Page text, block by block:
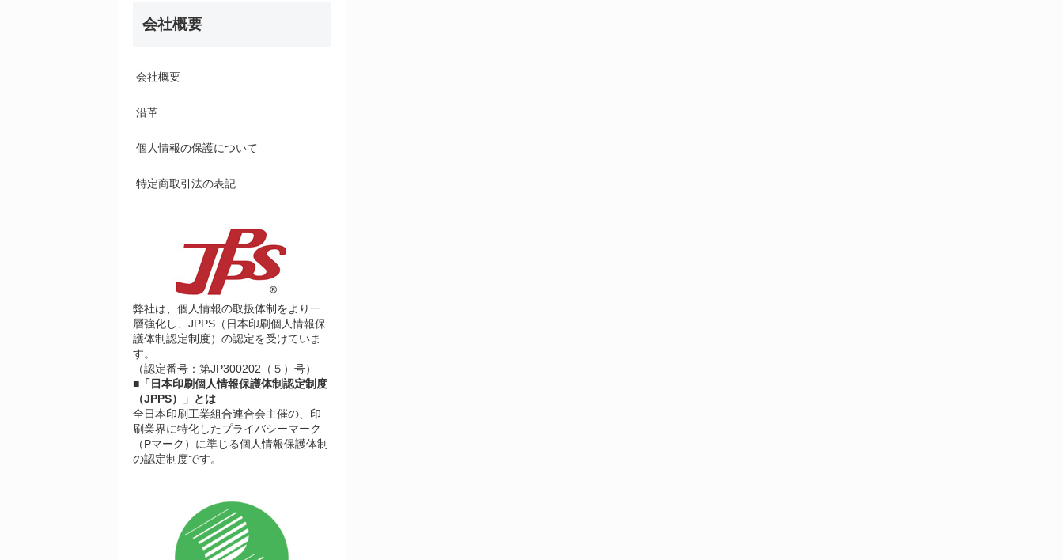
会社概要
会社概要
沿革
個人情報の保護について
特定商取引法の表記
弊社は、個人情報の取扱体制をより一
層強化し、JPPS（日本印刷個人情報保
護体制認定制度）の認定を受けていま
す。
（認定番号：第JP300202（５）号）
■「日本印刷個人情報保護体制認定制度
（JPPS）」とは
全日本印刷工業組合連合会主催の、印
刷業界に特化したプライバシーマーク
（Pマーク）に準じる個人情報保護体制
の認定制度です。